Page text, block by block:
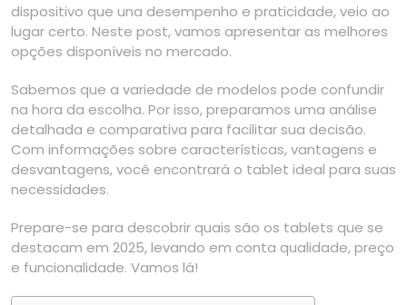
dispositivo que una desempenho e praticidade, veio ao
lugar certo. Neste post, vamos apresentar as melhores
opções disponíveis no mercado.
Sabemos que a variedade de modelos pode confundir
na hora da escolha. Por isso, preparamos uma análise
detalhada e comparativa para facilitar sua decisão.
Com informações sobre características, vantagens e
desvantagens, você encontrará o tablet ideal para suas
necessidades.
Prepare-se para descobrir quais são os tablets que se
destacam em 2025, levando em conta qualidade, preço
e funcionalidade. Vamos lá!